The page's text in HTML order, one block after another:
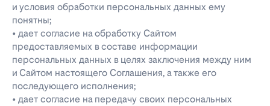
и условия обработки персональных данных ему
понятны;
• дает согласие на обработку Сайтом
предоставляемых в составе информации
персональных данных в целях заключения между ним
и Сайтом настоящего Соглашения, а также его
последующего исполнения;
• дает согласие на передачу своих персональных